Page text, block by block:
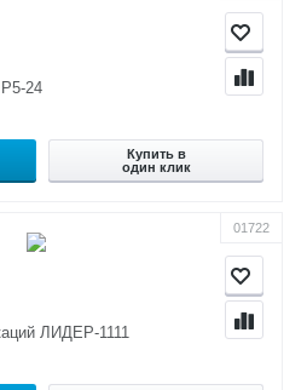
24
Купить в
один клик
01722
ЛИДЕР-1111